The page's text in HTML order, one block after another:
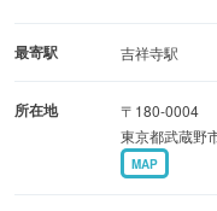
（税込）
店内はすべてソファー
壁に貼られたポスタ
地よい昭和の空気感を
最寄駅 吉祥寺駅
所在地
〒180-0004
東京都武蔵野
MAP